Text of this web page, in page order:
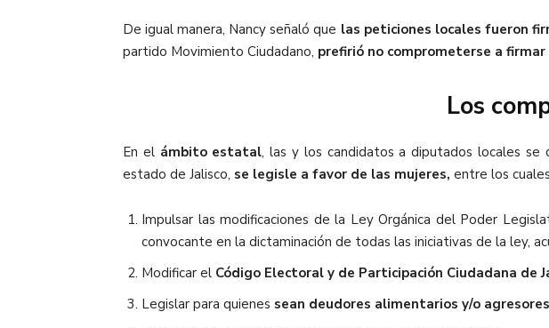
De igual manera, Nancy señaló que las peticiones locales fueron
partido Movimiento Ciudadano, prefirió no comprometerse a firmar
Los
En el ámbito estatal, las y los candidatos a diputados locales se
estado de Jalisco, se legisle a favor de las mujeres, entre los
Impulsar las modificaciones de la Ley Orgánica del Poder
convocante en la dictaminación de todas las iniciativas de la ley,
Modificar el Código Electoral y de Participación Ciudadana de
Legislar para quienes sean deudores alimentarios y/o